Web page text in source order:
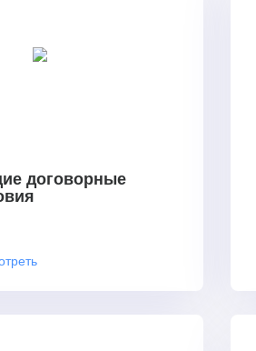
договорные